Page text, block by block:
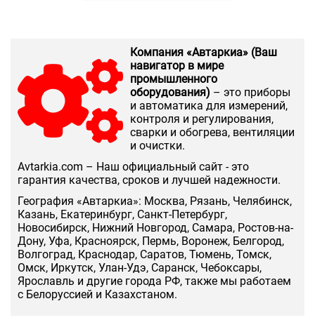
Компания «Автаркиа» (Ваш
навигатор в мире
промышленного
оборудования) – это приборы
и автоматика для измерений,
контроля и регулирования,
сварки и обогрева, вентиляции
и очистки.
Аvtarkia.com – Наш официальный сайт - это
гарантия качества, сроков и лучшей надежности.
География «Автаркиа»: Москва, Рязань, Челябинск,
Казань, Екатеринбург, Санкт-Петербург,
Новосибирск, Нижний Новгород, Самара, Ростов-на-
Дону, Уфа, Красноярск, Пермь, Воронеж, Белгород,
Волгоград, Краснодар, Саратов, Тюмень, Томск,
Омск, Иркутск, Улан-Удэ, Саранск, Чебоксары,
Ярославль и другие города РФ, также мы работаем
с Белоруссией и Казахстаном.